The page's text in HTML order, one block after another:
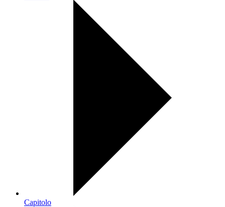
Capitolo